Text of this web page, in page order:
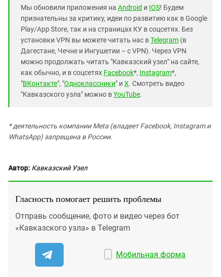
Мы обновили приложения на Android и IOS! Будем
признательны за критику, идеи по развитию как в Google
Play/App Store, так и на страницах КУ в соцсетях. Без
установки VPN вы можете читать нас вTelegram (в
Дагестане, Чечне и Ингушетии – с VPN). Через VPN
можно продолжать читать "Кавказский узел" на сайте,
как обычно, и в соцсетях Facebook*, Instagram*,
"ВКонтакте", "Одноклассники" и X. Смотреть видео
"Кавказского узла" можно вYouTube.
* деятельность компании Meta (владеет Facebook, Instagram и
WhatsApp) запрещена в России.
Автор: Кавказский Узел
Гласность помогает решить проблемы
Отправь сообщение, фото и видео через бот
«Кавказского узла» в Telegram
Мобильная форма